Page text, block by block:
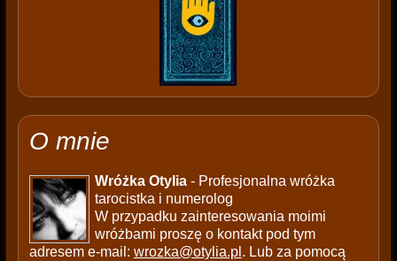
O mnie
Wróżka Otylia- Profesjonalna wróżka
tarocistka i numerolog
W przypadku zainteresowania moimi
wróżbami proszę o kontakt pod tym
adresem e-mail: wrozka@otylia.pl . Lub za pomocą